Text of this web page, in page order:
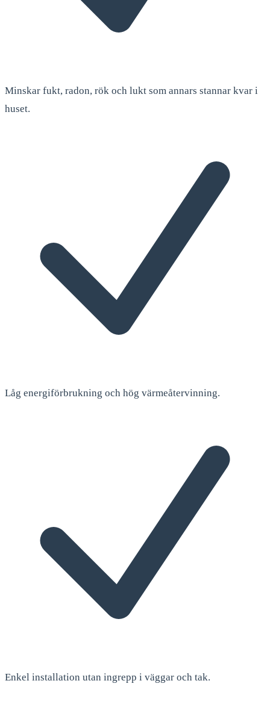
Minskar fukt, radon, rök och lukt som annars stannar kvar i
huset.
Låg energiförbrukning och hög värmeåtervinning.
Enkel installation utan ingrepp i väggar och tak.